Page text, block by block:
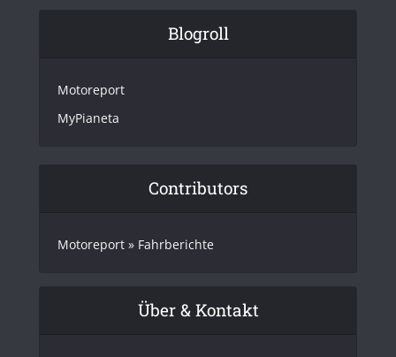
Blogroll
Motoreport
MyPianeta
Contributors
Motoreport » Fahrberichte
Über & Kontakt